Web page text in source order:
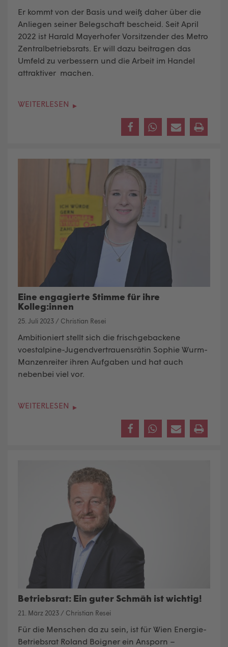
Er kommt von der Basis und weiß daher über die
Anliegen seiner Belegschaft bescheid. Seit April
2022 ist Harald Mayerhofer Vorsitzender des Metro
Zentralbetriebsrats. Er will dazu beitragen das
Umfeld zu verbessern und die Arbeit im Handel
attraktiver machen.
WEITERLESEN
Eine engagierte Stimme für ihre
Kolleg:innen
25. Juli 2023 / Christian Resei
Ambitioniert stellt sich die frischgebackene
voestalpine-Jugendvertrauensrätin Sophie Wurm-
Manzenreiter ihren Aufgaben und hat auch
nebenbei viel vor.
WEITERLESEN
Betriebsrat: Ein guter Schmäh ist wichtig!
21. März 2023 / Christian Resei
Für die Menschen da zu sein, ist für Wien Energie-
Betriebsrat Roland Boigner ein Ansporn –